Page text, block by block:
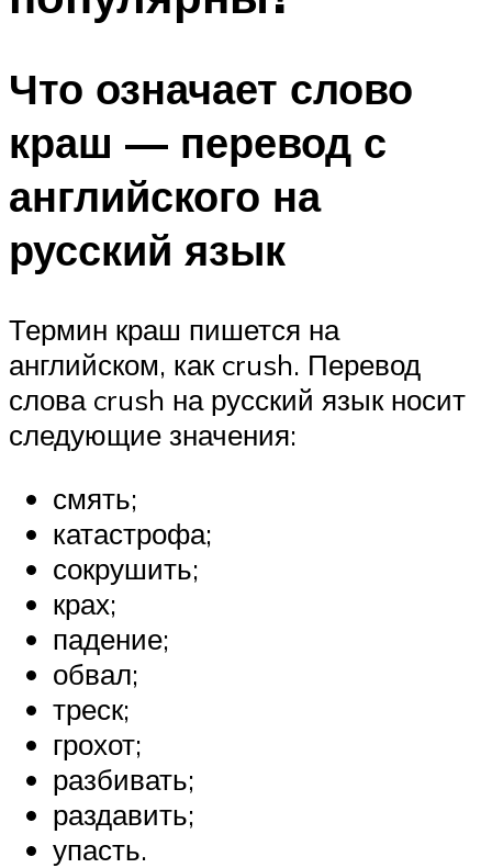
Что означает слово
краш — перевод с
английского на
русский язык
Термин краш пишется на
английском, как crush. Перевод
слова crush на русский язык носит
следующие значения:
смять;
катастрофа;
сокрушить;
крах;
падение;
обвал;
треск;
грохот;
разбивать;
раздавить;
упасть.